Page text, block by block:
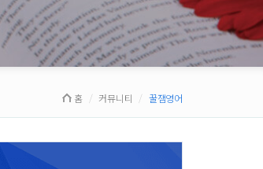
홈 커뮤니티 꿀잼영어